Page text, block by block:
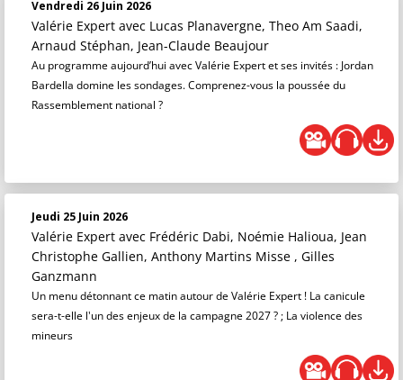
Vendredi 26 Juin 2026
Valérie Expert avec Lucas Planavergne, Theo Am Saadi,
Arnaud Stéphan, Jean-Claude Beaujour
Au programme aujourd’hui avec Valérie Expert et ses invités : Jordan
Bardella domine les sondages. Comprenez-vous la poussée du
Rassemblement national ?
Jeudi 25 Juin 2026
Valérie Expert avec Frédéric Dabi, Noémie Halioua, Jean
Christophe Gallien, Anthony Martins Misse , Gilles
Ganzmann
Un menu détonnant ce matin autour de Valérie Expert ! La canicule
sera-t-elle l'un des enjeux de la campagne 2027 ? ; La violence des
mineurs